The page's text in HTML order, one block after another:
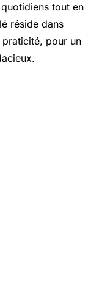
tout en
réside dans
praticité, pour un